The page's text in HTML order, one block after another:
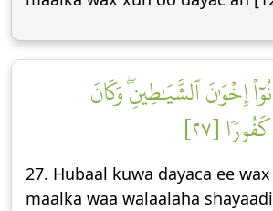
إِخۡوَٰنَ ٱلشَّيَٰطِينِۖ وَكَانَ
[٢٧]
27. Hubaal kuwa dayaca ee
maalka waa walaalaha